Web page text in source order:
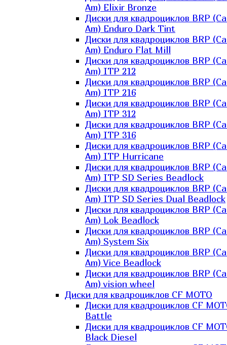
Am) Elixir Bronze
Диски для квадроциклов BRP
Am) Enduro Dark Tint
Диски для квадроциклов BRP
Am) Enduro Flat Mill
Диски для квадроциклов BRP
Am) ITP 212
Диски для квадроциклов BRP
Am) ITP 216
Диски для квадроциклов BRP
Am) ITP 312
Диски для квадроциклов BRP
Am) ITP 316
Диски для квадроциклов BRP
Am) ITP Hurricane
Диски для квадроциклов BRP
Am) ITP SD Series Beadlock
Диски для квадроциклов BRP
Am) ITP SD Series Dual Beadlock
Диски для квадроциклов BRP
Am) Lok Beadlock
Диски для квадроциклов BRP
Am) System Six
Диски для квадроциклов BRP
Am) Vice Beadlock
Диски для квадроциклов BRP
Am) vision wheel
Диски для квадроциклов CF MOTO
Диски для квадроциклов CF
Battle
Диски для квадроциклов CF
Black Diesel